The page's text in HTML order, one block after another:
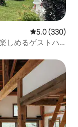
レビュー330
5.0 (330)
しめるゲストハ